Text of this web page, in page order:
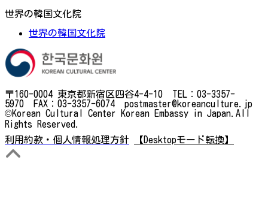
世界の韓国文化院
世界の韓国文化院
〒160-0004 東京都新宿区四谷4-4-10 TEL：03-3357-
5970 FAX：03-3357-6074 postmaster@koreanculture.jp
©Korean Cultural Center Korean Embassy in Japan.All
Rights Reserved.
利用約款・個人情報処理方針
【Desktopモード転換】